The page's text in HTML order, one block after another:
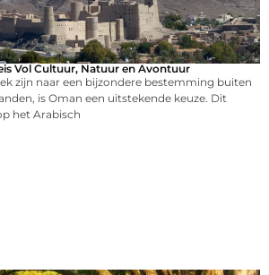
Vol Cultuur, Natuur en Avontuur
zijn naar een bijzondere bestemming buiten
is Oman een uitstekende keuze. Dit
het Arabisch